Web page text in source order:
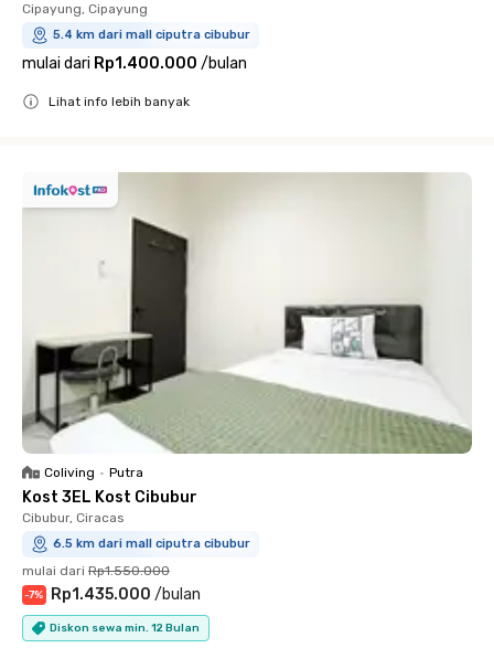
Cipayung, Cipayung
5.4 km dari mall ciputra cibubur
mulai dari Rp1.400.000 /bulan
Lihat info lebih banyak
Coliving • Putra
Kost 3EL Kost Cibubur
Cibubur, Ciracas
6.5 km dari mall ciputra cibubur
mulai dari Rp1.550.000
-7% Rp1.435.000 /bulan
Diskon sewa min. 12 Bulan